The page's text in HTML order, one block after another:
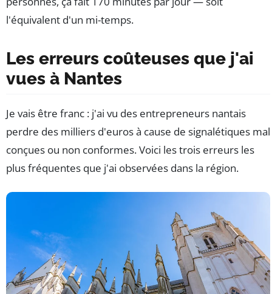
l'équivalent d'un mi-temps.
Les erreurs coûteuses que j'ai
vues à Nantes
Je vais être franc : j'ai vu des entrepreneurs nantais
perdre des milliers d'euros à cause de signalétiques mal
conçues ou non conformes. Voici les trois erreurs les
plus fréquentes que j'ai observées dans la région.